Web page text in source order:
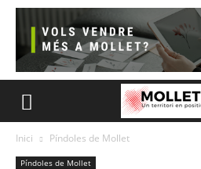
Inici Píndoles de Mollet
Píndoles de Mollet